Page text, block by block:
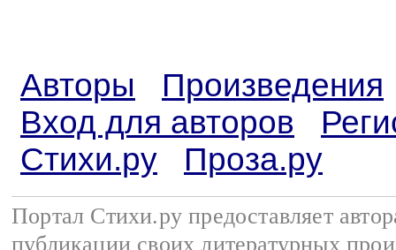
Авторы
Произведения
Вход для авторов
Стихи.ру
Проза.ру
Портал Стихи.ру предоставляет
публикации своих литературных